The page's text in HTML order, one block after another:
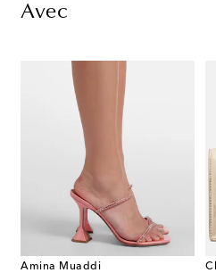
Avec
Amina Muaddi